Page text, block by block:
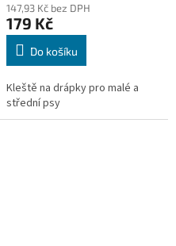
147,93 Kč bez DPH
179 Kč
Do košíku
Kleště na drápky pro malé a
střední psy